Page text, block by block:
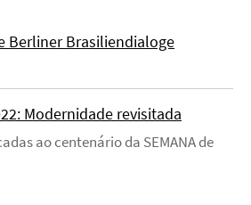
Berliner Brasiliendialoge
Modernidade revisitada
ao centenário da SEMANA de